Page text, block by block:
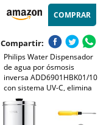
COMPRAR
Compartir:
Philips Water Dispensador
de agua por ósmosis
inversa ADD6901HBK01/10
con sistema UV-C, elimina
hasta 110 sustancias,
calentamiento instantáneo,
vida útil del filtro 1 año